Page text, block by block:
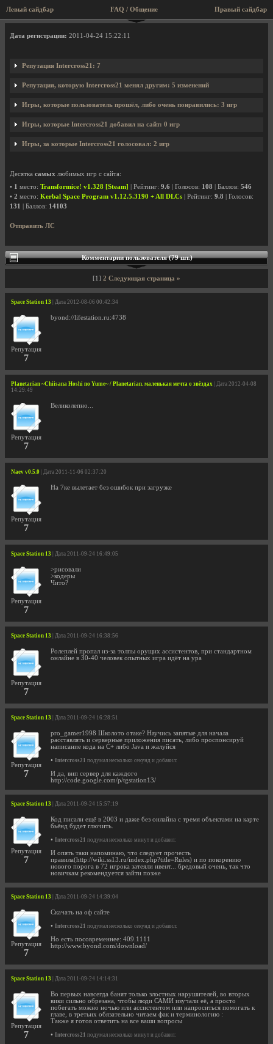
Левый сайдбар Правый сайдбар
FAQ / Общение
Профиль пользователя Intercross21
Дата регистрации: 2011-04-24 15:22:11
Репутация Intercross21: 7
Репутация, которую Intercross21 менял другим: 5 изменений
Игры, которые пользователь прошёл, либо очень понравились: 3 игр
Игры, которые Intercross21 добавил на сайт: 0 игр
Игры, за которые Intercross21 голосовал: 2 игр
Десятка самых любимых игр с сайта:
• 1 место: Transformice! v1.328 [Steam] | Рейтинг: 9.6 | Голосов: 108 | Баллов: 546
• 2 место: Kerbal Space Program v1.12.5.3190 + All DLCs | Рейтинг: 9.8 | Голосов:
131
| Баллов: 14103
Отправить ЛС
Комментарии пользователя (79 шт.)
[1] 2 Следующая страница »
Space Station 13 | Дата 2012-08-06 00:42:34
Репутация
7
byond://lifestation.ru:4738
Planetarian ~Chiisana Hoshi no Yume~ / Planetarian. маленькая мечта о звёздах | Дата 2012-04-08
14:29:49
Репутация
7
Великолепно...
Naev v0.5.0 | Дата 2011-11-06 02:37:20
Репутация
7
На 7ке вылетает без ошибок при загрузке
Space Station 13 | Дата 2011-09-24 16:49:05
Репутация
7
>рисовали
>кодеры
Чито?
Space Station 13 | Дата 2011-09-24 16:38:56
Репутация
7
Ролеплей пропал из-за толпы орущих ассистентов, при стандартном
онлайне в 30-40 человек опытных игра идёт на ура
Space Station 13 | Дата 2011-09-24 16:28:51
Репутация
7
pro_gamer1998 Школото отаке? Научись запятые для начала
расставлять и серверные приложения писать, либо проспонсируй
написание кода на С+ либо Java и жалуйся
• Intercross21 подумал несколько секунд и добавил:
И да, вип сервер для каждого
http://code.google.com/p/tgstation13/
Space Station 13 | Дата 2011-09-24 15:57:19
Репутация
7
Код писали ещё в 2003 и даже без онлайна с тремя объектами на карте
бьёнд будет глючить.
• Intercross21 подумал несколько минут и добавил:
И опять таки напоминаю, что следует прочесть
правила(http://wiki.ss13.ru/index.php?title=Rules) и по покорению
нового порога в 72 игрока затеяли ивент... бредовый очень, так что
новичкам рекомендуется зайти позже
Space Station 13 | Дата 2011-09-24 14:39:04
Репутация
7
Скачать на оф сайте
• Intercross21 подумал несколько секунд и добавил:
Но есть посовременнее: 409.1111
http://www.byond.com/download/
Space Station 13 | Дата 2011-09-24 14:14:31
Репутация
7
Во первых навсегда банят только злостных нарушителей, во вторых
вики сильно обрезана, чтобы люди САМИ изучали её, а просто
побегать можно ночью или ассистентом или напроситься помогать к
главе, в третьих обязательно читаем фак и терминологию :
Также я готов ответить на все ваши вопросы
• Intercross21 подумал несколько минут и добавил: